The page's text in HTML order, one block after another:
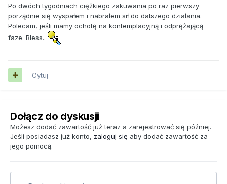
Po dwóch tygodniach ciężkiego zakuwania po raz pierwszy
porządnie się wyspałem i nabrałem sił do dalszego działania.
Polecam, jeśli mamy ochotę na kontemplacyjną i odprężającą
faze. Bless..
Cytuj
Dołącz do dyskusji
Możesz dodać zawartość już teraz a zarejestrować się później.
Jeśli posiadasz już konto, zaloguj się aby dodać zawartość za
jego pomocą.